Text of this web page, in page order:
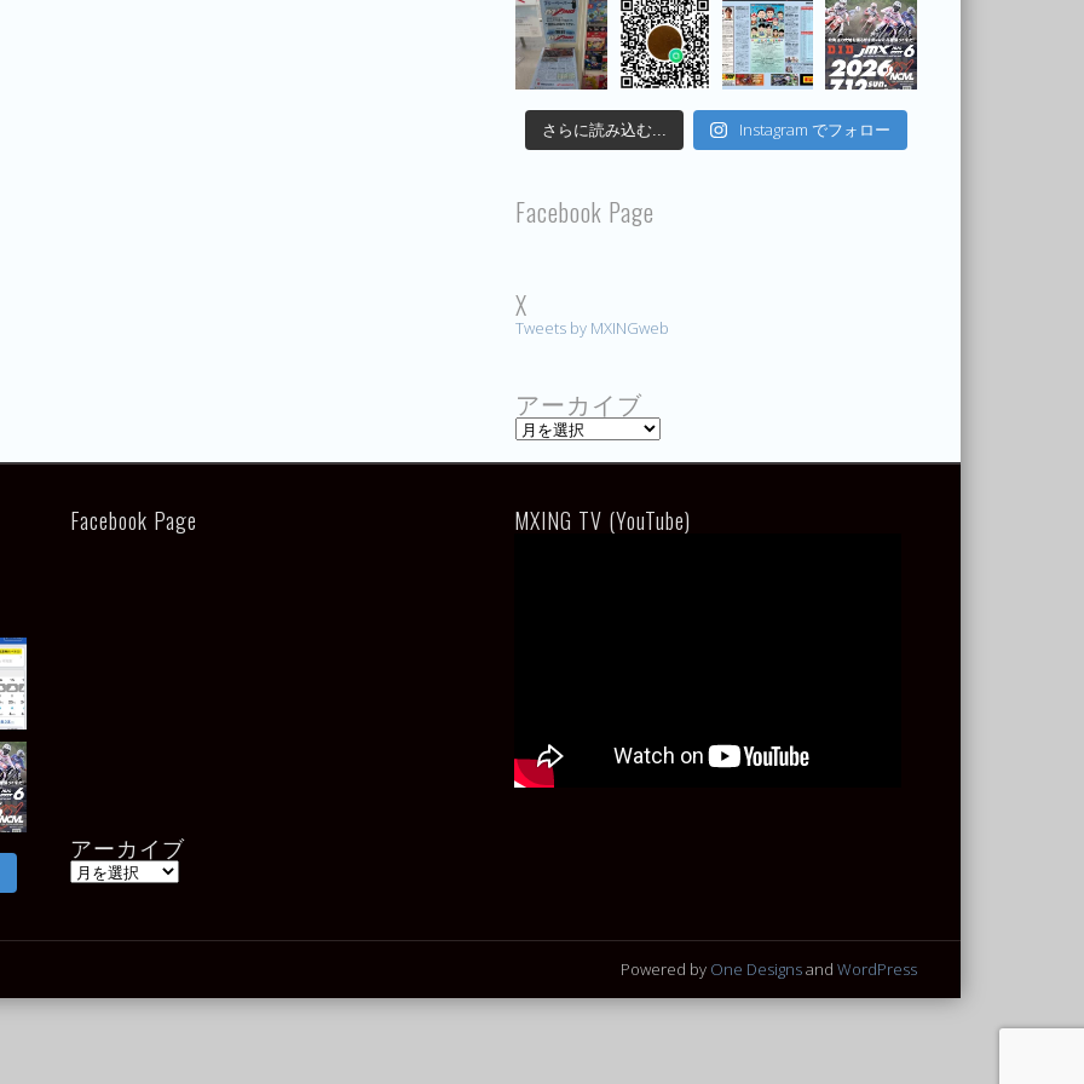
さらに読み込む... Instagram でフォロー
Facebook Page
X
Tweets by MXINGweb
アーカイブ
ア
ー
カ
Facebook Page MXING TV (YouTube)
アーカイブ
ア
ー
ブ
Powered by One Designsand WordPress